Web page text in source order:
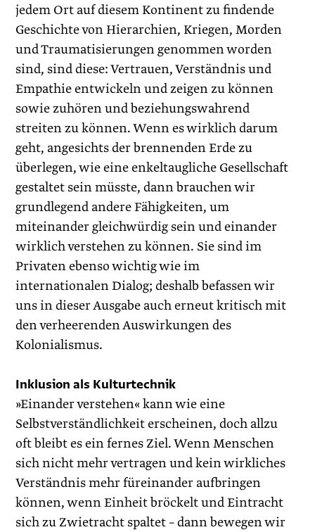
jedem Ort auf diesem Kontinent zu findende
Geschichte von Hierarchien, Kriegen, Morden
und Traumatisierungen genommen worden
sind, sind diese: Vertrauen, Verständnis und
Empathie entwickeln und zeigen zu können
sowie zuhören und beziehungswahrend
streiten zu können. Wenn es wirklich darum
geht, angesichts der brennenden Erde zu
überlegen, wie eine enkeltaugliche Gesellschaft
gestaltet sein müsste, dann brauchen wir
grundlegend andere Fähigkeiten, um
miteinander gleichwürdig sein und einander
wirklich verstehen zu können. Sie sind im
Privaten ebenso wichtig wie im
internationalen Dialog; deshalb befassen wir
uns in dieser Ausgabe auch erneut kritisch mit
den verheerenden Auswirkungen des
Kolonialismus.
Inklusion als Kulturtechnik
»Einander verstehen« kann wie eine
Selbstverständlichkeit erscheinen, doch allzu
oft bleibt es ein fernes Ziel. Wenn Menschen
sich nicht mehr vertragen und kein wirkliches
Verständnis mehr füreinander aufbringen
können, wenn Einheit bröckelt und Eintracht
sich zu Zwietracht spaltet – dann bewegen wir